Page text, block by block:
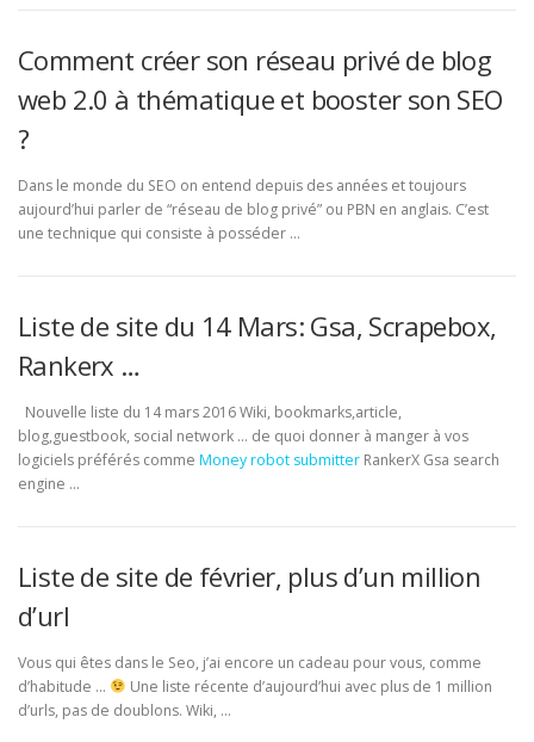
Comment créer son réseau privé de blog
web 2.0 à thématique et booster son SEO
?
Dans le monde du SEO on entend depuis des années et toujours
aujourd’hui parler de “réseau de blog privé” ou PBN en anglais. C’est
une technique qui consiste à posséder …
Liste de site du 14 Mars: Gsa, Scrapebox,
Rankerx …
Nouvelle liste du 14 mars 2016 Wiki, bookmarks,article,
blog,guestbook, social network … de quoi donner à manger à vos
logiciels préférés comme Money robot submitter RankerX Gsa search
engine …
Liste de site de février, plus d’un million
d’url
Vous qui êtes dans le Seo, j’ai encore un cadeau pour vous, comme
d’habitude …
Une liste récente d’aujourd’hui avec plus de 1 million
d’urls, pas de doublons. Wiki, …